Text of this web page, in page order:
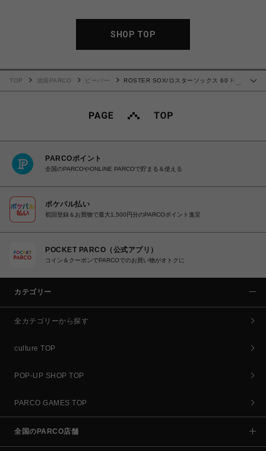
SHOP TOP
TOP 池袋PARCO ビーバー
ROSTER SOX/ロスターソックス 60 RIB
PARCOポイント
全国のPARCOやONLINE PARCOで貯まる＆使える
ポケパル払い
初回登録＆お買物で最大1,500円分のPARCOポイント進呈
POCKET PARCO（公式アプリ）
コイン＆クーポンでPARCOでのお買い物がオトクに
カテゴリー
全カテゴリーから探す
culture TOP
POP-UP SHOP TOP
PARCO GAMES TOP
全国のPARCO店舗